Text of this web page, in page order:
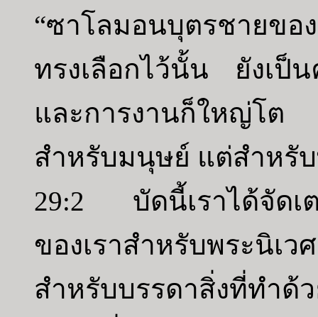
“ซาโลมอนบุตรชายของ
ทรงเลือกไว้นั้น ยังเป็
และการงานก็ใหญ่โต
สำหรับมนุษย์ แต่สำหรับ
29:2 บัดนี้เราได้จัดเต
ของเราสำหรับพระนิเว
สำหรับบรรดาสิ่งที่ทำด้